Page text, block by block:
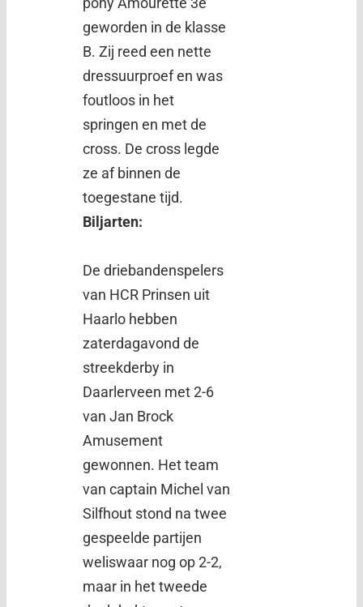
geworden in de klasse
B. Zij reed een nette
dressuurproef en was
foutloos in het
springen en met de
cross. De cross legde
ze af binnen de
toegestane tijd.
Biljarten:
De driebandenspelers
van HCR Prinsen uit
Haarlo hebben
zaterdagavond de
streekderby in
Daarlerveen met 2-6
van Jan Brock
Amusement
gewonnen. Het team
van captain Michel van
Silfhout stond na twee
gespeelde partijen
weliswaar nog op 2-2,
maar in het tweede